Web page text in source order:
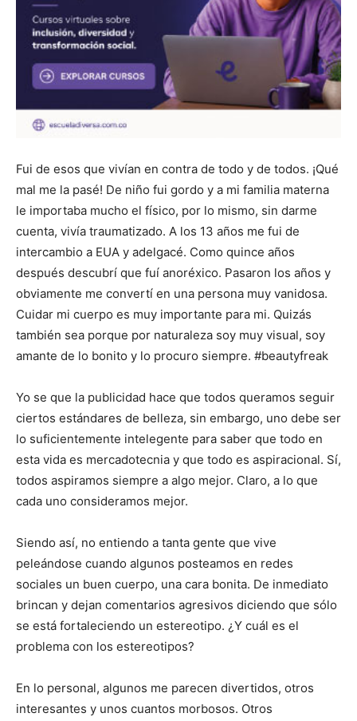
Fui de esos que vivían en contra de todo y de todos. ¡Qué
mal me la pasé! De niño fui gordo y a mi familia materna
le importaba mucho el físico, por lo mismo, sin darme
cuenta, vivía traumatizado. A los 13 años me fui de
intercambio a EUA y adelgacé. Como quince años
después descubrí que fuí anoréxico. Pasaron los años y
obviamente me convertí en una persona muy vanidosa.
Cuidar mi cuerpo es muy importante para mi. Quizás
también sea porque por naturaleza soy muy visual, soy
amante de lo bonito y lo procuro siempre. #beautyfreak
Yo se que la publicidad hace que todos queramos seguir
ciertos estándares de belleza, sin embargo, uno debe ser
lo suficientemente intelegente para saber que todo en
esta vida es mercadotecnia y que todo es aspiracional. Sí,
todos aspiramos siempre a algo mejor. Claro, a lo que
cada uno consideramos mejor.
Siendo así, no entiendo a tanta gente que vive
peleándose cuando algunos posteamos en redes
sociales un buen cuerpo, una cara bonita. De inmediato
brincan y dejan comentarios agresivos diciendo que sólo
se está fortaleciendo un estereotipo. ¿Y cuál es el
problema con los estereotipos?
En lo personal, algunos me parecen divertidos, otros
interesantes y unos cuantos morbosos. Otros